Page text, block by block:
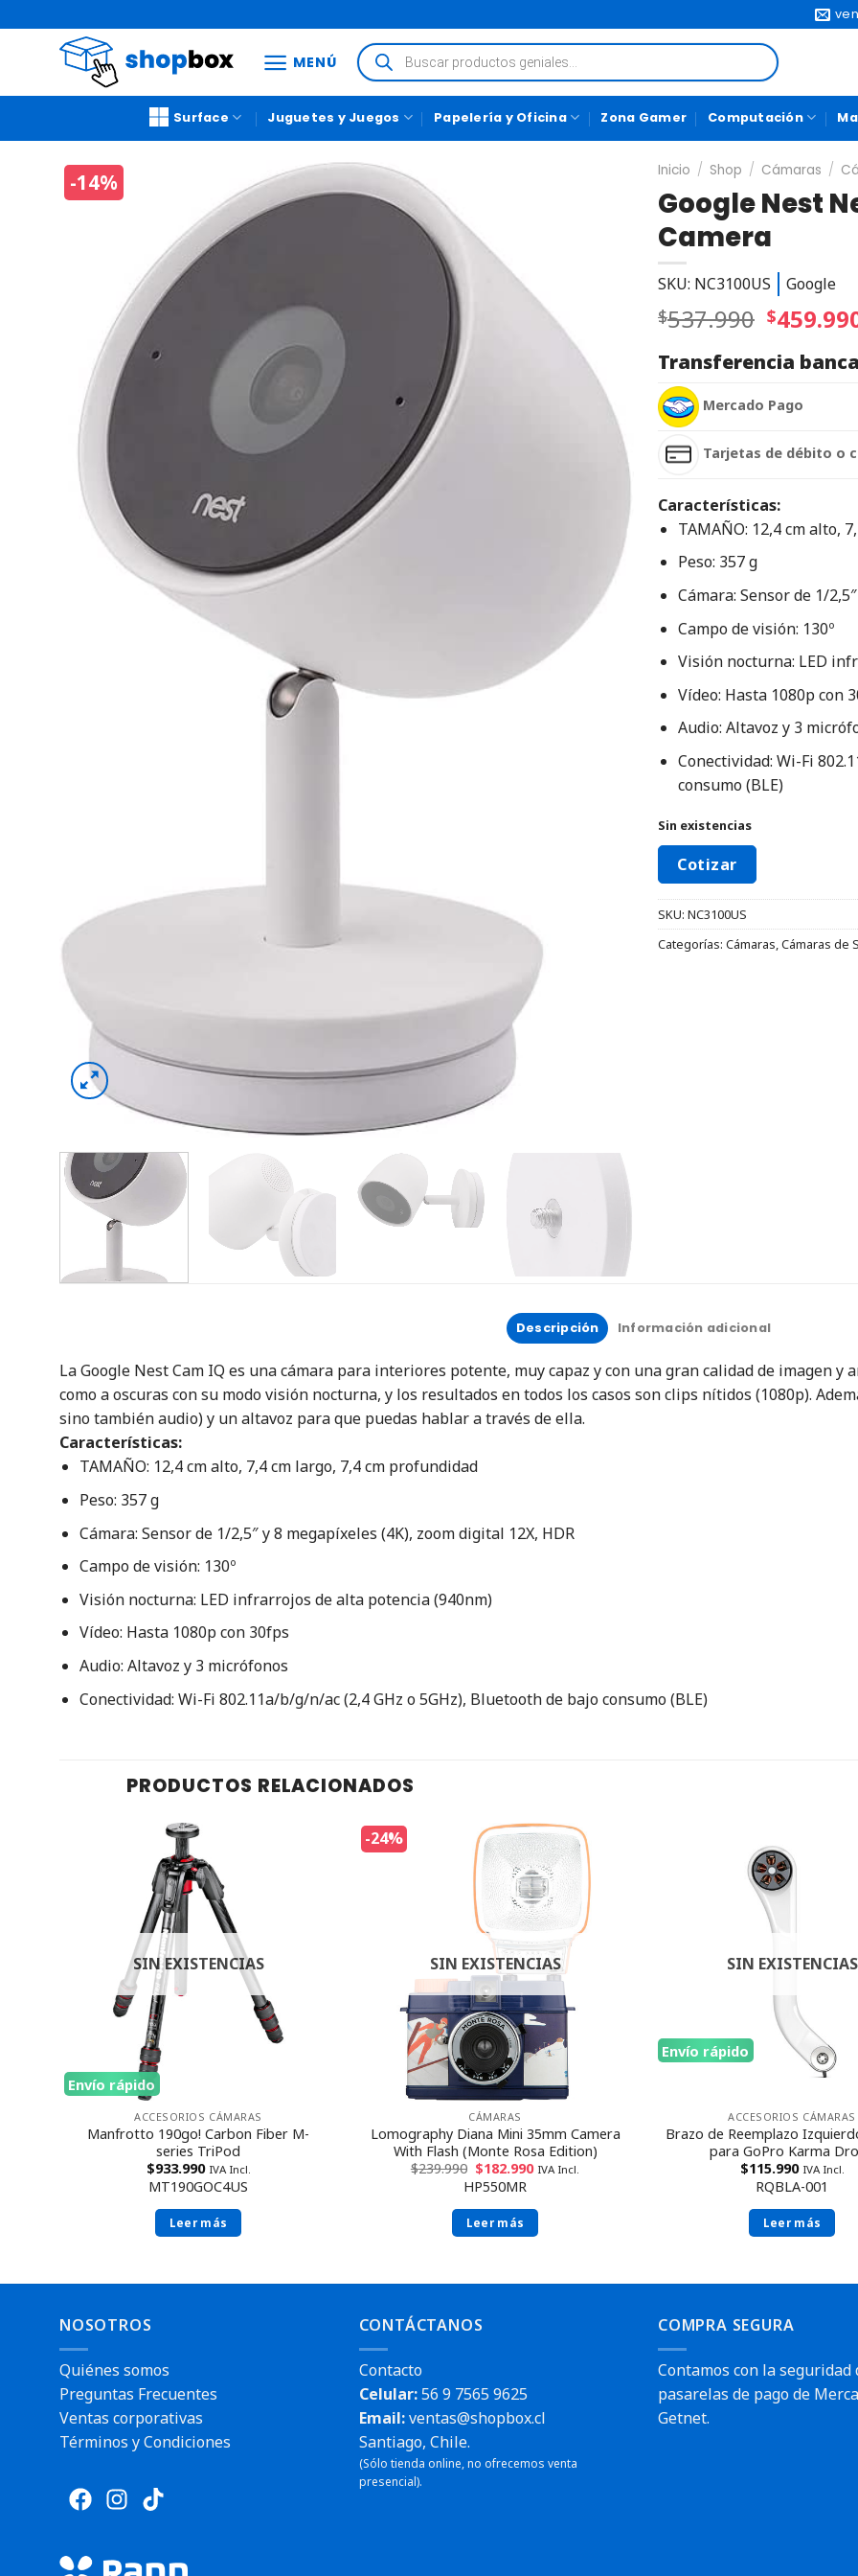
MENÚ
Surface Juguetes y Juegos Papelería y Oficina Zona Gamer Computación
-14% Inicio / Shop / Cámaras /
Google Nest
Camera
SKU: NC3100US Google
$537.990 $
Transferencia
Mercado Pago
Tarjetas de débito o
Características:
TAMAÑO: 12,4 cm alto,
Peso: 357 g
Cámara: Sensor de 1/
Campo de visión: 130º
Visión nocturna: LED
Vídeo: Hasta 1080p con
Audio: Altavoz y 3
Conectividad: Wi-Fi
consumo (BLE)
Sin existencias
Cotizar
SKU: NC3100US
Categorías: Cámaras Cámaras de
Descripción Información adicional
La Google Nest Cam IQ es una cámara para interiores potente, muy capaz y con una gran calidad de imagen y
como a oscuras con su modo visión nocturna, y los resultados en todos los casos son clips nítidos (1080p).
sino también audio) y un altavoz para que puedas hablar a través de ella.
Características:
TAMAÑO: 12,4 cm alto, 7,4 cm largo, 7,4 cm profundidad
Peso: 357 g
Cámara: Sensor de 1/2,5″ y 8 megapíxeles (4K), zoom digital 12X, HDR
Campo de visión: 130º
Visión nocturna: LED infrarrojos de alta potencia (940nm)
Vídeo: Hasta 1080p con 30fps
Audio: Altavoz y 3 micrófonos
Conectividad: Wi-Fi 802.11a/b/g/n/ac (2,4 GHz o 5GHz), Bluetooth de bajo consumo (BLE)
PRODUCTOS RELACIONADOS
Envío rápido
SIN EXISTENCIAS
ACCESORIOS CÁMARAS
Manfrotto 190go! Carbon Fiber M-
series TriPod
$933.990 IVA Incl.
MT190GOC4US
Leer más
-24%
SIN EXISTENCIAS
CÁMARAS
Lomography Diana Mini 35mm Camera
With Flash (Monte Rosa Edition)
$239.990 $182.990 IVA Incl.
HP550MR
Leer más
Envío rápido
SIN EXISTENCIAS
ACCESORIOS CÁMARAS
Brazo de Reemplazo
para GoPro Karma
$115.990 IVA Incl.
RQBLA-001
Leer más
NOSOTROS
Quiénes somos
Preguntas Frecuentes
Ventas corporativas
Términos y Condiciones
CONTÁCTANOS
Contacto
Celular:56 9 7565 9625
Email:ventas@shopbox.cl
Santiago, Chile.
(Sólo tienda online, no ofrecemos venta
presencial).
COMPRA SEGURA
Contamos con la seguridad
pasarelas de pago de
Getnet.